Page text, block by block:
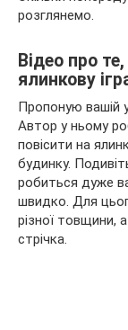
розглянемо.
Відео про
ялинкову
Пропоную вашій
Автор у ньому
повісити на
будинку.
робиться дуже
швидко. Для
різної товщини,
стрічка.